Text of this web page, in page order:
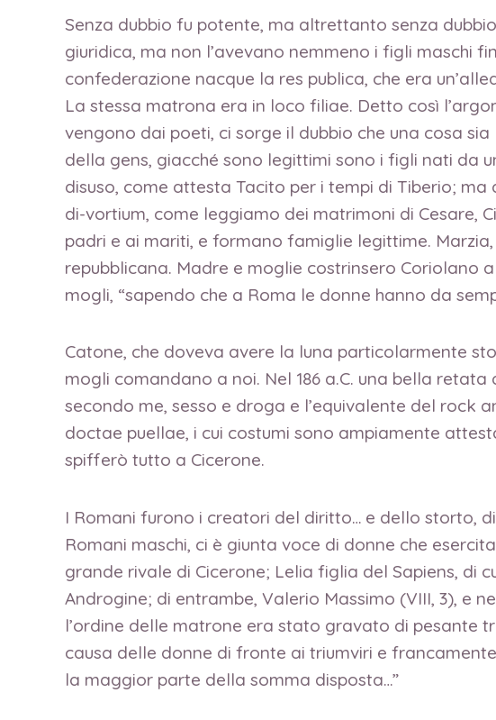
Senza dubbio fu potente, ma altrettanto senza
giuridica, ma non l’avevano nemmeno i figli maschi
confederazione nacque la res publica, che era
La stessa matrona era in loco filiae. Detto così
vengono dai poeti, ci sorge il dubbio che una cosa
della gens, giacché sono legittimi sono i figli nati da
disuso, come attesta Tacito per i tempi di Tiberio;
di-vortium, come leggiamo dei matrimoni di Cesare,
padri e ai mariti, e formano famiglie legittime.
repubblicana. Madre e moglie costrinsero Coriolano
mogli, “sapendo che a Roma le donne hanno da
Catone, che doveva avere la luna particolarmente
mogli comandano a noi. Nel 186 a.C. una bella
secondo me, sesso e droga e l’equivalente del rock
doctae puellae, i cui costumi sono ampiamente
spifferò tutto a Cicerone.
I Romani furono i creatori del diritto… e dello storto,
Romani maschi, ci è giunta voce di donne che
grande rivale di Cicerone; Lelia figlia del Sapiens, di
Androgine; di entrambe, Valerio Massimo (VIII, 3), e
l’ordine delle matrone era stato gravato di pesante
causa delle donne di fronte ai triumviri e
la maggior parte della somma disposta…”